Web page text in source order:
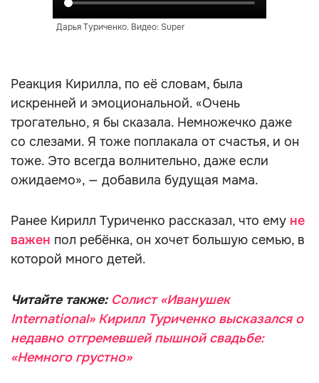
Дарья Туриченко. Видео: Super
Реакция Кирилла, по её словам, была
искренней и эмоциональной. «Очень
трогательно, я бы сказала. Немножечко даже
со слезами. Я тоже поплакала от счастья, и он
тоже. Это всегда волнительно, даже если
ожидаемо», — добавила будущая мама.
Ранее Кирилл Туриченко рассказал, что ему не
важен пол ребёнка, он хочет большую семью, в
которой много детей.
Читайте также: Солист «Иванушек
International» Кирилл Туриченко высказался о
недавно отгремевшей пышной свадьбе:
«Немного грустно»